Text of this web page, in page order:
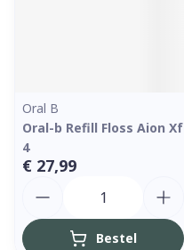
Oral B
Oral-b Refill Floss Aion Xf
4
€ 27,99
Bestel